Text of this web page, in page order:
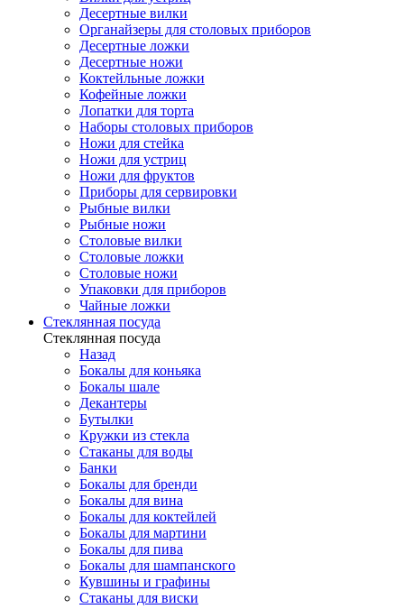
Десертные вилки
Органайзеры для столовых приборов
Десертные ложки
Десертные ножи
Коктейльные ложки
Кофейные ложки
Лопатки для торта
Наборы столовых приборов
Ножи для стейка
Ножи для устриц
Ножи для фруктов
Приборы для сервировки
Рыбные вилки
Рыбные ножи
Столовые вилки
Столовые ложки
Столовые ножи
Упаковки для приборов
Чайные ложки
Стеклянная посуда
Стеклянная посуда
Назад
Бокалы для коньяка
Бокалы шале
Декантеры
Бутылки
Кружки из стекла
Стаканы для воды
Банки
Бокалы для бренди
Бокалы для вина
Бокалы для коктейлей
Бокалы для мартини
Бокалы для пива
Бокалы для шампанского
Кувшины и графины
Стаканы для виски